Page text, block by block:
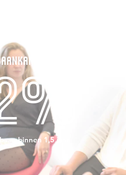
binnen 1,5 jaar